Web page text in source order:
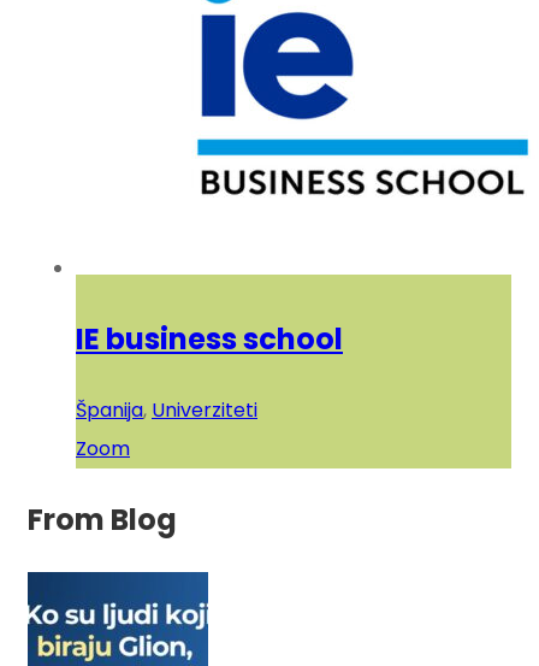
IE business school
Španija, Univerziteti
Zoom
From Blog